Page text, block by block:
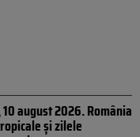
august 2026. România
și zilele